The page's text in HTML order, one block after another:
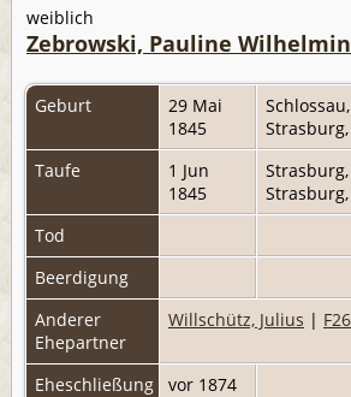
weiblich
Zebrowski, Pauline
Geburt
29 Mai
1845
Taufe
1 Jun
1845
Tod
Beerdigung
Anderer
Ehepartner
Willschütz, Julius |
Eheschließung
vor 1874